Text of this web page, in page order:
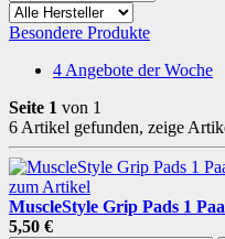
Besondere Produkte
4Angebote der Woche
Seite 1 von 1
6 Artikel gefunden, zeige
zum Artikel
MuscleStyle Grip Pads 1
5,50 €